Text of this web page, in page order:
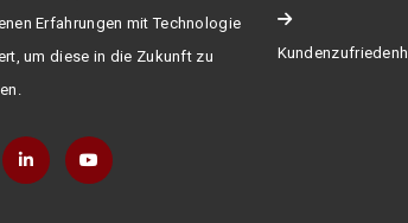
Erfahrungen mit Technologie
um diese in die Zukunft zu